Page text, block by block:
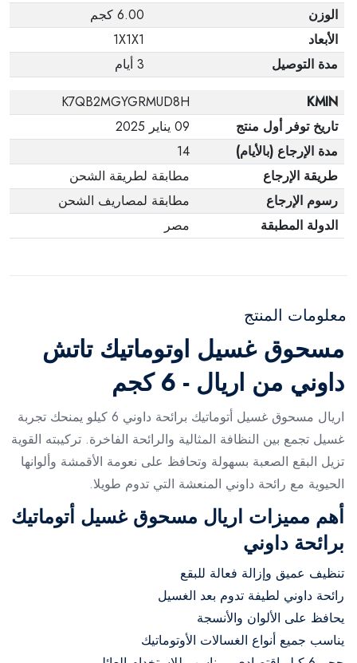
الوزن
6.00 كجم
الأبعاد
1X1X1
مدة التوصيل
3 أيام
KMIN
K7QB2MGYGRMUD8H
تاريخ توفر أول منتج
09 يناير 2025
مدة الإرجاع (بالأيام)
14
طريقة الإرجاع
مطابقة لطريقة الشحن
رسوم الإرجاع
مطابقة لمصاريف الشحن
الدولة المطبقة
مصر
معلومات المنتج
مسحوق غسيل اوتوماتيك تاتش
داوني من اريال - 6 كجم
اريال مسحوق غسيل أتوماتيك برائحة داوني 6 كيلو يمنحك تجربة
غسيل تجمع بين النظافة المثالية والرائحة الفاخرة. تركيبته القوية
تزيل البقع الصعبة بسهولة وتحافظ على نعومة الأقمشة وألوانها
الحيوية مع رائحة داوني المنعشة التي تدوم طويلا.
أهم مميزات اريال مسحوق غسيل أتوماتيك
برائحة داوني
تنظيف عميق وإزالة فعالة للبقع
رائحة داوني لطيفة تدوم بعد الغسيل
يحافظ على الألوان والأنسجة
يناسب جميع أنواع الغسالات الأوتوماتيك